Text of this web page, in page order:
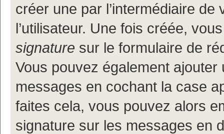
créer une par l’intermédiaire
l’utilisateur. Une fois créée,
signature sur le formulaire de
Vous pouvez également
messages en cochant la case
faites cela, vous pouvez alors
signature sur les messages en